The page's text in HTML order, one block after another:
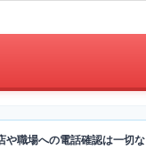
や職場への電話確認は一切